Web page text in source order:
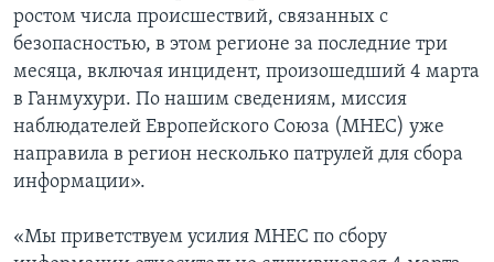
ростом числа происшествий, связанных с
безопасностью, в этом регионе за последние три
месяца, включая инцидент, произошедший 4 марта
в Ганмухури. По нашим сведениям, миссия
наблюдателей Европейского Союза (МНЕС) уже
направила в регион несколько патрулей для сбора
информации».
«Мы приветствуем усилия МНЕС по сбору